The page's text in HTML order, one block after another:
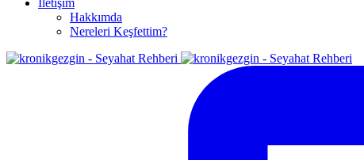
İletişim
Hakkımda
Nereleri Keşfettim?